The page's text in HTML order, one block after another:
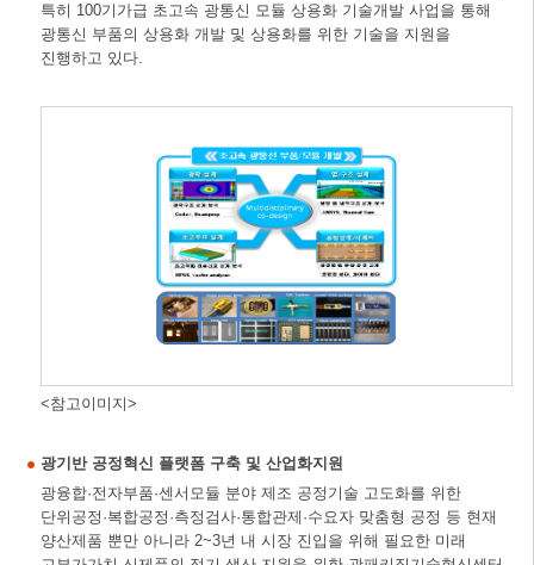
특히 100기가급 초고속 광통신 모듈 상용화 기술개발 사업을 통해
광통신 부품의 상용화 개발 및 상용화를 위한 기술을 지원을
진행하고 있다.
<참고이미지>
광기반 공정혁신 플랫폼 구축 및 산업화지원
광융합·전자부품·센서모듈 분야 제조 공정기술 고도화를 위한
단위공정·복합공정·측정검사·통합관제·수요자 맞춤형 공정 등 현재
양산제품 뿐만 아니라 2~3년 내 시장 진입을 위해 필요한 미래